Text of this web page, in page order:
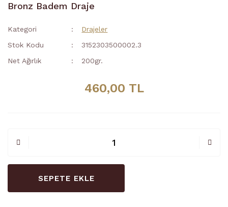
Bronz Badem Draje
Kategori
Drajeler
Stok Kodu
3152303500002.3
Net Ağırlık
200gr.
460,00 TL
SEPETE EKLE